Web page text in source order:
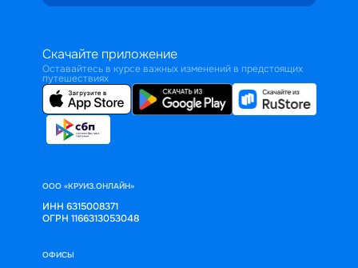
Скачайте приложение
Оставайтесь в курсе важных изменений в предстоящих
путешествиях
ООО «КРУИЗ.ОНЛАЙН»
ИНН 6315008371
ОГРН 1166313053048
ОФИСЫ